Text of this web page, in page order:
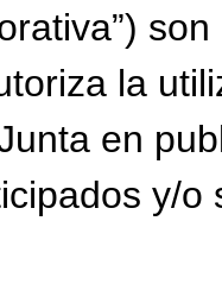
la
en
y/